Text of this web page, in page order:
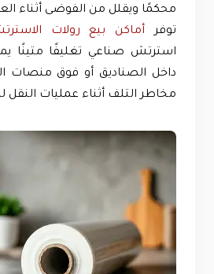
محكمًا ويقلل من الفوضى أثناء
توفر أماكن بيع رولات
استرتش صناعي تغليفًا متينًا
داخل الصناديق أو فوق منصات
مخاطر التلف أثناء عمليات